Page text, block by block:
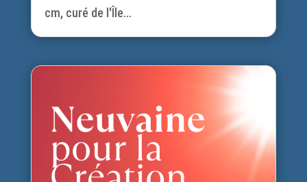
cm, curé de l'Île...